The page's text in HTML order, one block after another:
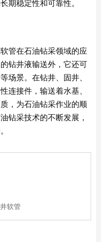
期稳定性和可靠性。
管在石油钻采领域的应
钻井液输送外，它还可
场景。在钻井、固井、
连接件，输送着水基、
，为石油钻采作业的顺
钻采技术的不断发展，
软管